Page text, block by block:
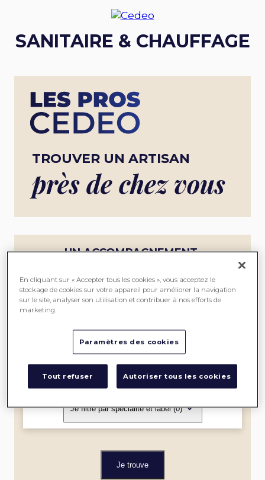
SANITAIRE & CHAUFFAGE
TROUVER UN ARTISAN
près de chez vous
UN ACCOMPAGNEMENT
SEREIN
ME
Dans un rayon de
Je filtre par spécialité et label(0)
Je trouve
En cliquant sur « Accepter tous les cookies », vous acceptez le
stockage de cookies sur votre appareil pour améliorer la navigation
sur le site, analyser son utilisation et contribuer à nos efforts de
marketing.
Paramètres des cookies
Tout refuser Autoriser tous les cookies